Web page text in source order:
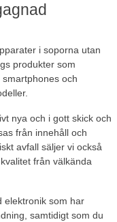
i soporna utan
produkter som
och
nya och i gott skick och
från innehåll och
avfall säljer vi också
från välkända
elektronik som har
samtidigt som du